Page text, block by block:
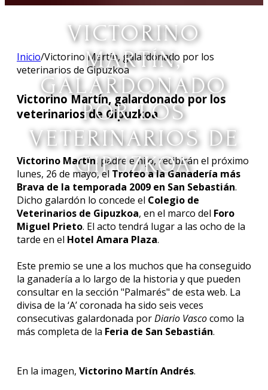
VICTORINO
MARTÍN,
GALARDONADO
POR LOS
VETERINARIOS DE
GIPUZKOA
Inicio/Victorino Martín, galardonado por los
veterinarios de Gipuzkoa
Victorino Martín, galardonado por los
veterinarios de Gipuzkoa
Victorino Martín, padre e hijo, recibirán el próximo
lunes, 26 de mayo, el Trofeo a la Ganadería más
Brava de la temporada 2009 en San Sebastián.
Dicho galardón lo concede el Colegio de
Veterinarios de Gipuzkoa, en el marco del Foro
Miguel Prieto. El acto tendrá lugar a las ocho de la
tarde en el Hotel Amara Plaza.
Este premio se une a los muchos que ha conseguido
la ganadería a lo largo de la historia y que pueden
consultar en la sección "Palmarés" de esta web. La
divisa de la ‘A’ coronada ha sido seis veces
consecutivas galardonada porDiario Vascocomo la
más completa de la Feria de San Sebastián.
En la imagen, Victorino Martín Andrés.